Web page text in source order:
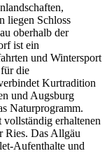
liegen Schloss
oberhalb der
ist ein
und Wintersport
die
Kurtradition
und Augsburg
Naturprogramm.
erhaltenen
Ries. Das Allgäu
Aufenthalte und